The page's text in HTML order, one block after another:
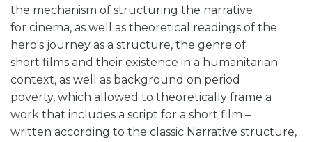
the mechanism of structuring the narrative
for cinema, as well as theoretical readings of the
hero's journey as a structure, the genre of
short films and their existence in a humanitarian
context, as well as background on period
poverty, which allowed to theoretically frame a
work that includes a script for a short film –
written according to the classic Narrative structure,